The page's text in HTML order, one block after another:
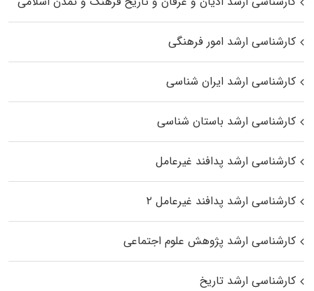
کارشناسی ارشد امور فرهنگی
کارشناسی ارشد ایران شناسی
کارشناسی ارشد باستان شناسی
کارشناسی ارشد پدافند غیرعامل
کارشناسی ارشد پدافند غیرعامل ۲
کارشناسی ارشد پژوهش علوم اجتماعی
کارشناسی ارشد تاریخ